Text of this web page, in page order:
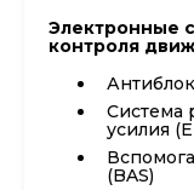
Электронные
контроля
Система
усилия
(BAS)